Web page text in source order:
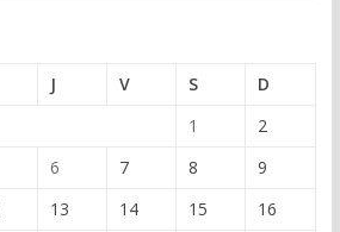
J V S
D
1
2
6 7 8
9
13 14 15
16